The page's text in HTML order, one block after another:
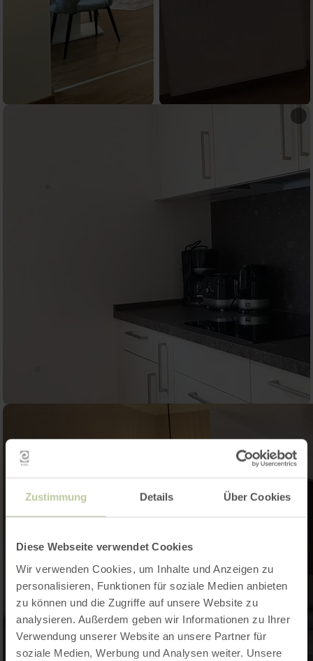
Zustimmung Details Über Cookies
Diese Webseite verwendet Cookies
Wir verwenden Cookies, um Inhalte und Anzeigen zu
personalisieren, Funktionen für soziale Medien anbieten
zu können und die Zugriffe auf unsere Website zu
analysieren. Außerdem geben wir Informationen zu Ihrer
Verwendung unserer Website an unsere Partner für
soziale Medien, Werbung und Analysen weiter. Unsere